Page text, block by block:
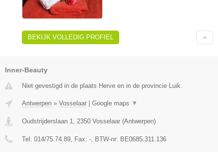
BEKIJK VOLLEDIG PROFIEL
Inner-Beauty
Niet gevestigd in de plaats Herve en in de provincie Luik.
Antwerpen » Vosselaar | Google maps ▼
Oudstrijderslaan 1 2350 Vosselaar (Antwerpen)
Tel: 014/75.74.89 , Fax: - , BTW-nr: BE0685.311.136